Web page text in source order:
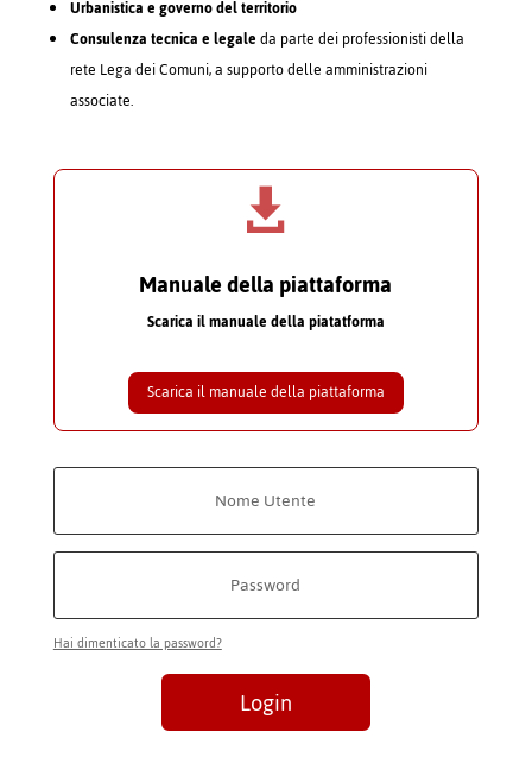
Urbanistica e governo del territorio
Consulenza tecnica e legaleda parte dei professionisti della
rete Lega dei Comuni, a supporto delle amministrazioni
associate.

Manuale della piattaforma
Scarica il manuale della piatatforma
Scarica il manuale della piattaforma
Hai dimenticato la password?
Login